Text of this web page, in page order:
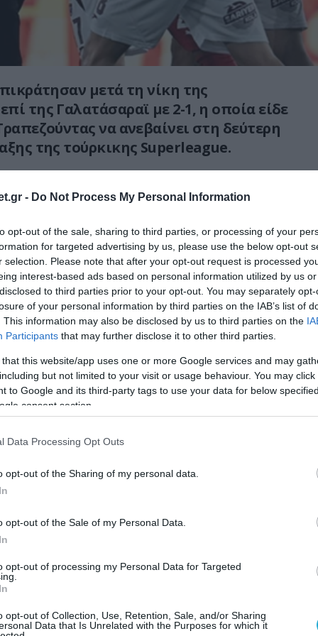
- Do Not Process My Personal Information
opt-out of the sale, sharing to third parties, or processing of your
for targeted advertising by us, please use the below opt-out
selection. Please note that after your opt-out request is processed
interest-based ads based on personal information utilized by us
to third parties prior to your opt-out. You may separately
of your personal information by third parties on the IAB’s list of
This information may also be disclosed by us to third parties on the
Participants that may further disclose it to other third parties.
that this website/app uses one or more Google services and may
but not limited to your visit or usage behaviour. You may
to Google and its third-party tags to use your data for below
consent section.
Data Processing Opt Outs
opt-out of the Sharing of my personal data.
opt-out of the Sale of my Personal Data.
opt-out of processing my Personal Data for Targeted
opt-out of Collection, Use, Retention, Sale, and/or Sharing
Data that Is Unrelated with the Purposes for which it
μετά τη νίκη της
της Γαλατάσαραϊ με 2-1, η οποία είδε
να ανεβαίνει στη δεύτερη
της τούρκικης Superleague.
προήλθε με τη λήξη του παιχνιδιού.
με το τελικό σφύριγμα του αγώνα
μεταξύ των παικτών των δύο
να βγαίνει γρήγορα εκτός
👇pic.twitter.com/L6IbUnZQW0
(@yagosabuncuoglu)April 4, 2026
φαίνεται να ξεκίνησε ο Αμπντουλκερίμ
Γαλατασαράι, ο οποίος αποβλήθηκε με
κάρτα και στη συνέχεια ακολούθησαν και
επέμβουν οι ψυχραιμότεροι και από
και αποσοβήσουν τη σύρραξη.
και θα επιβάλει τιμωρίες
και των δύο συλλόγων.
χθεσινού ματς πάντως είναι η
θα φιλοξενήσει σήμερα στην έδρα της
σε περίπτωση που κερδίσει θα μειώσει και